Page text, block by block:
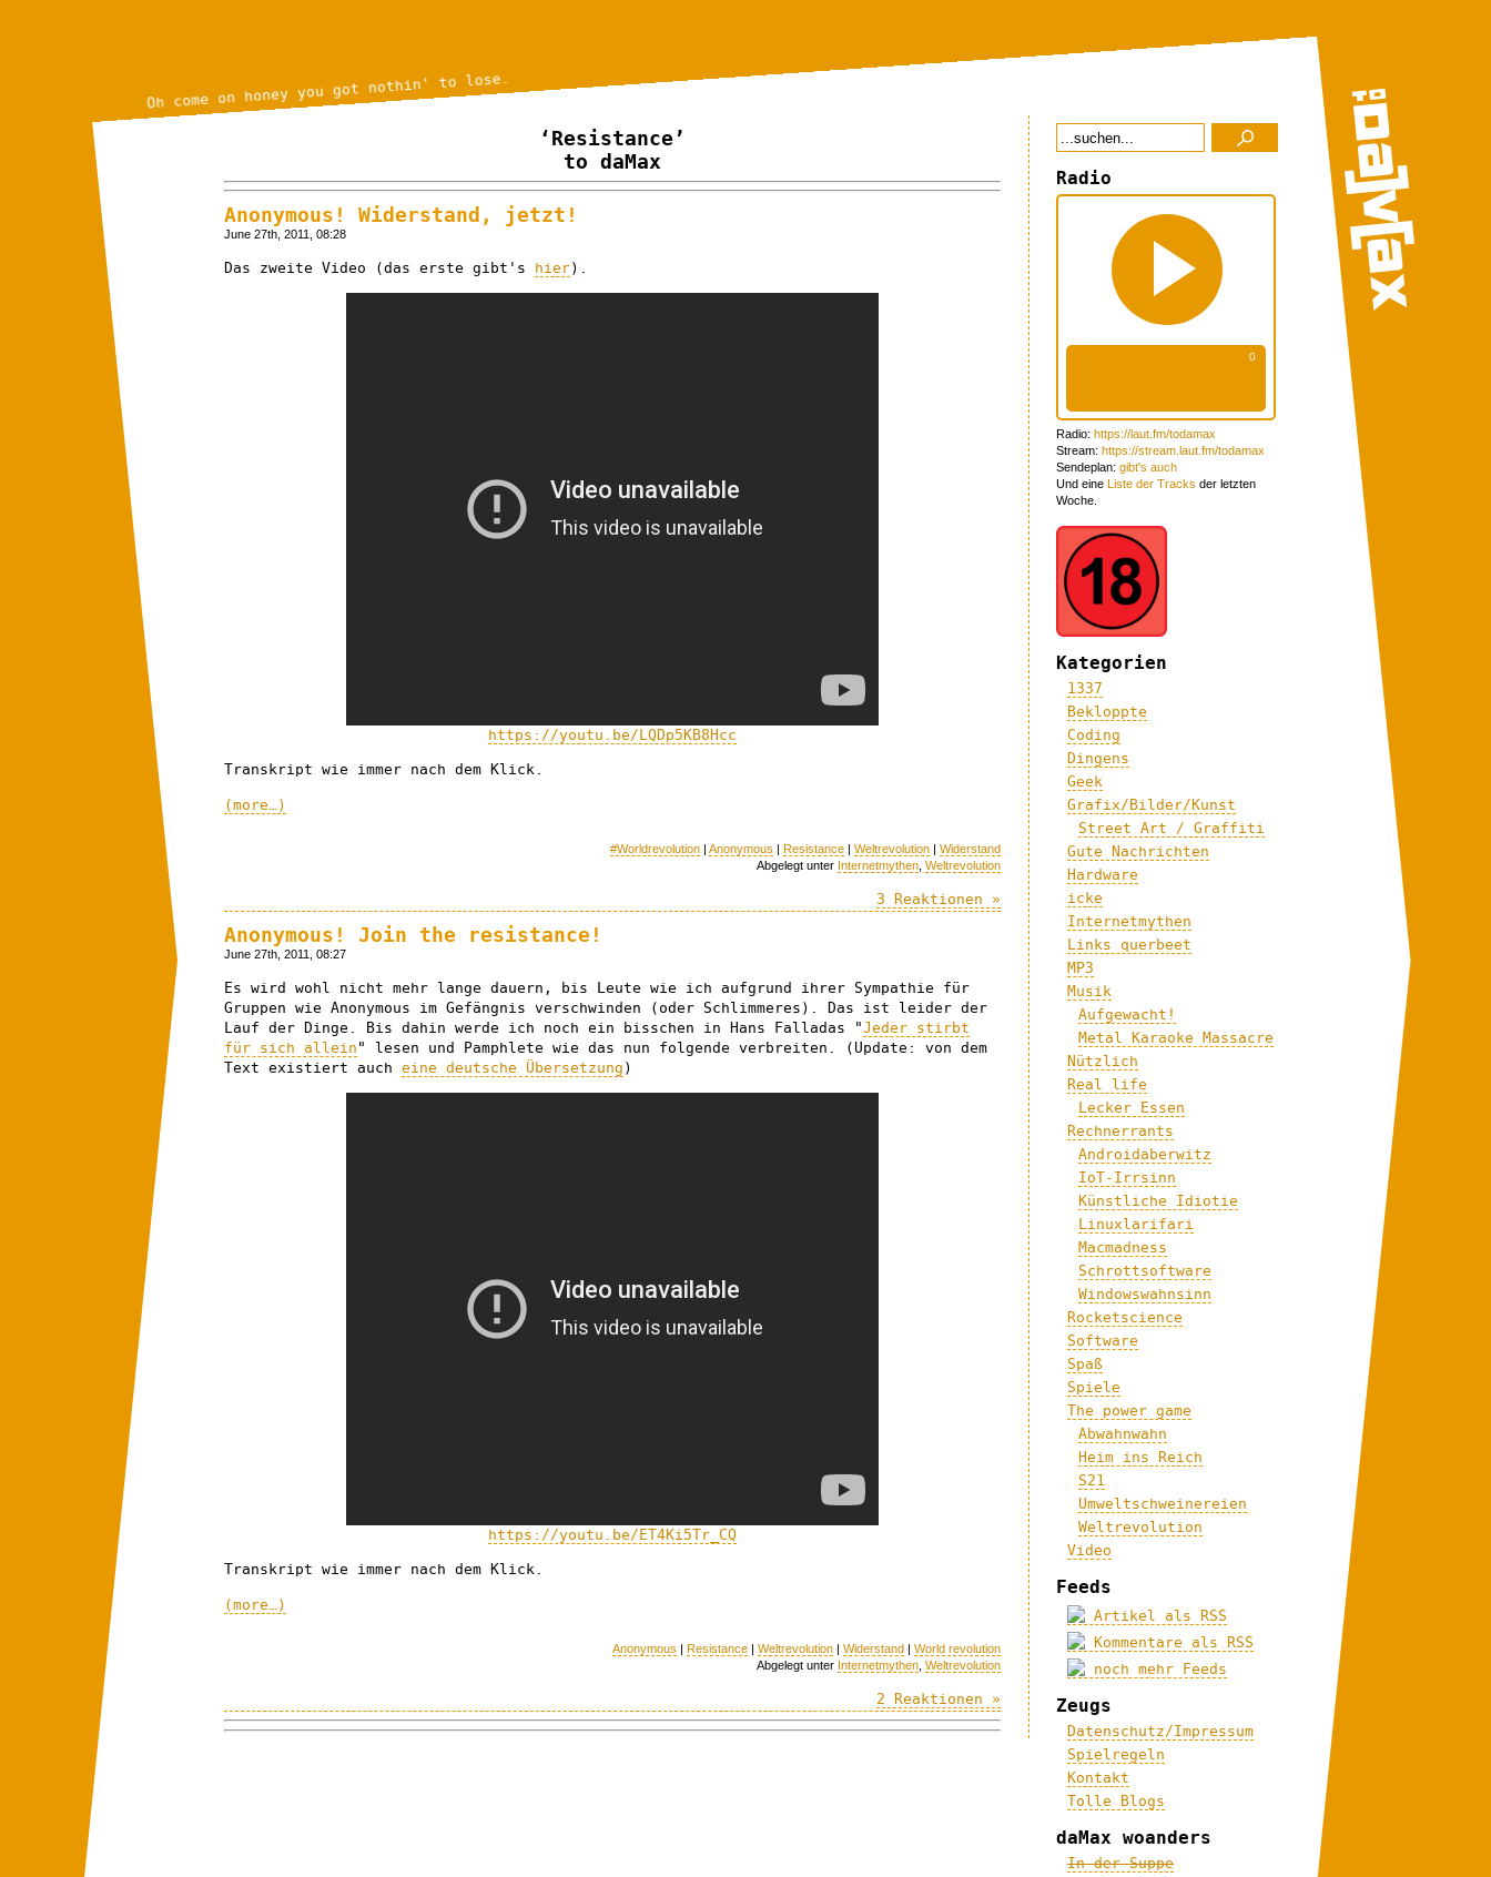
Oh come on honey you got nothin' to lose.
‘Resistance’
to daMax
Anonymous! Widerstand, jetzt!
June 27th, 2011, 08:28
Das zweite Video (das erste gibt's hier).
https://youtu.be/LQDp5KB8Hcc
Transkript wie immer nach dem Klick.
(more…)
#Worldrevolution | Anonymous | Resistance | Weltrevolution | Widerstand
Abgelegt unter Internetmythen Weltrevolution
3 Reaktionen »
Anonymous! Join the resistance!
June 27th, 2011, 08:27
Es wird wohl nicht mehr lange dauern, bis Leute wie ich aufgrund ihrer Sympathie für
Gruppen wie Anonymous im Gefängnis verschwinden (oder Schlimmeres). Das ist leider der
Lauf der Dinge. Bis dahin werde ich noch ein bisschen in Hans Falladas "Jeder stirbt
für sich allein " lesen und Pamphlete wie das nun folgende verbreiten. (Update: von dem
Text existiert auch eine deutsche Übersetzung )
https://youtu.be/ET4Ki5Tr_CQ
Transkript wie immer nach dem Klick.
(more…)
Anonymous | Resistance | Weltrevolution | Widerstand | World revolution
Abgelegt unter Internetmythen Weltrevolution
2 Reaktionen »
Radio
Radio: https://laut.fm/todamax
Stream: https://stream.laut.fm/todamax
Sendeplan: gibt's auch
Und eine Liste der Tracks der letzten
Woche.
Kategorien
1337
Bekloppte
Coding
Dingens
Geek
Grafix/Bilder/Kunst
Street Art / Graffiti
Gute Nachrichten
Hardware
icke
Internetmythen
Links querbeet
MP3
Musik
Aufgewacht!
Metal Karaoke Massacre
Nützlich
Real life
Lecker Essen
Rechnerrants
Androidaberwitz
IoT-Irrsinn
Künstliche Idiotie
Linuxlarifari
Macmadness
Schrottsoftware
Windowswahnsinn
Rocketscience
Software
Spaß
Spiele
The power game
Abwahnwahn
Heim ins Reich
S21
Umweltschweinereien
Weltrevolution
Video
Feeds
Artikel als RSS
Kommentare als RSS
noch mehr Feeds
Zeugs
Datenschutz/Impressum
Spielregeln
Kontakt
Tolle Blogs
daMax woanders
In der Suppe